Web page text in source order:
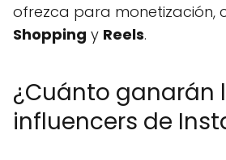
ofrezca para monetización,
Shopping y Reels.
¿Cuánto ganarán
influencers de